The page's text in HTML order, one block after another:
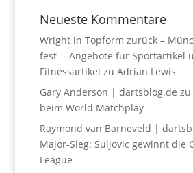
Neueste Kommentare
Wright in Topform zurück –
fest -- Angebote für Sportartikel
Fitnessartikel zu Adrian Lewis
Gary Anderson | dartsblog.de zu
beim World Matchplay
Raymond van Barneveld |
Major-Sieg: Suljovic gewinnt die
League